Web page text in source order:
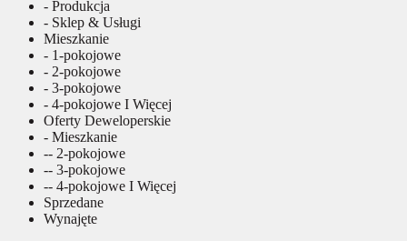
- Produkcja
- Sklep & Usługi
Mieszkanie
- 1-pokojowe
- 2-pokojowe
- 3-pokojowe
- 4-pokojowe I Więcej
Oferty Deweloperskie
- Mieszkanie
-- 2-pokojowe
-- 3-pokojowe
-- 4-pokojowe I Więcej
Sprzedane
Wynajęte